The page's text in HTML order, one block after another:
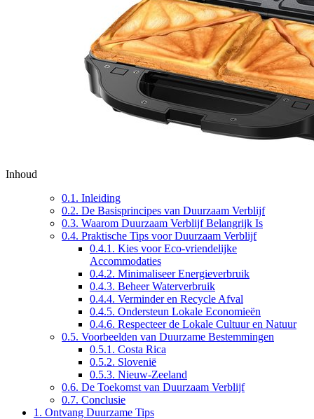
Inhoud
0.1. Inleiding
0.2. De Basisprincipes van Duurzaam Verblijf
0.3. Waarom Duurzaam Verblijf Belangrijk Is
0.4. Praktische Tips voor Duurzaam Verblijf
0.4.1. Kies voor Eco-vriendelijke
Accommodaties
0.4.2. Minimaliseer Energieverbruik
0.4.3. Beheer Waterverbruik
0.4.4. Verminder en Recycle Afval
0.4.5. Ondersteun Lokale Economieën
0.4.6. Respecteer de Lokale Cultuur en Natuur
0.5. Voorbeelden van Duurzame Bestemmingen
0.5.1. Costa Rica
0.5.2. Slovenië
0.5.3. Nieuw-Zeeland
0.6. De Toekomst van Duurzaam Verblijf
0.7. Conclusie
1. Ontvang Duurzame Tips